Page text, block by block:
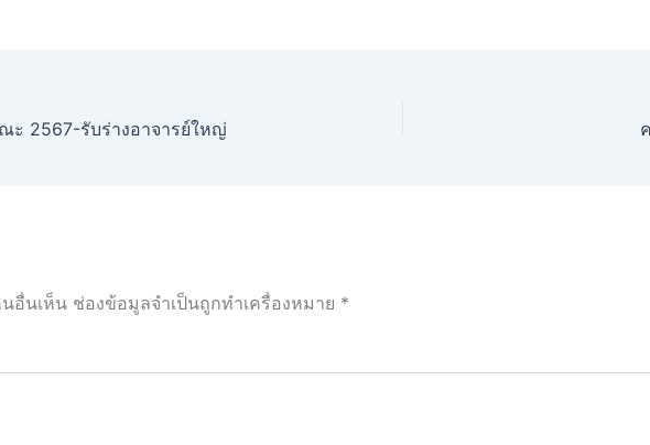
2567-รับร่างอาจารย์ใหญ่
อื่นเห็น ช่องข้อมูลจำเป็นถูกทำเครื่องหมาย *